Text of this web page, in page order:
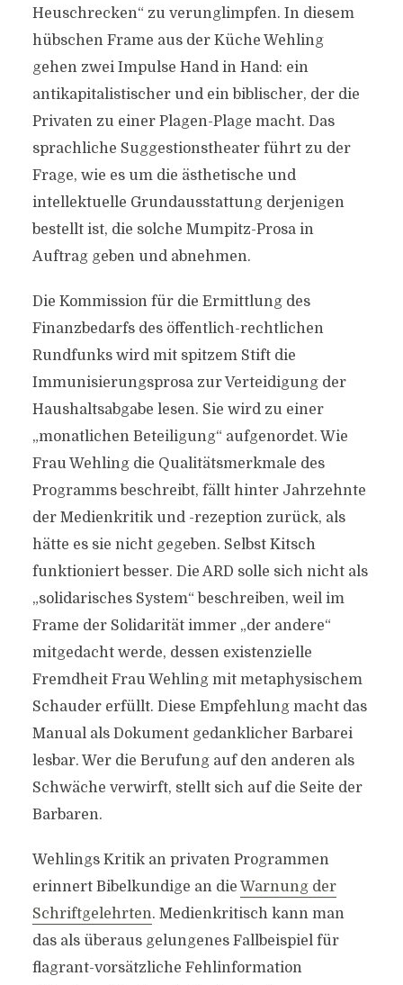
Heuschrecken“ zu verunglimpfen. In diesem
hübschen Frame aus der Küche Wehling
gehen zwei Impulse Hand in Hand: ein
antikapitalistischer und ein biblischer, der die
Privaten zu einer Plagen-Plage macht. Das
sprachliche Suggestionstheater führt zu der
Frage, wie es um die ästhetische und
intellektuelle Grundausstattung derjenigen
bestellt ist, die solche Mumpitz-Prosa in
Auftrag geben und abnehmen.
Die Kommission für die Ermittlung des
Finanzbedarfs des öffentlich-rechtlichen
Rundfunks wird mit spitzem Stift die
Immunisierungsprosa zur Verteidigung der
Haushaltsabgabe lesen. Sie wird zu einer
„monatlichen Beteiligung“ aufgenordet. Wie
Frau Wehling die Qualitätsmerkmale des
Programms beschreibt, fällt hinter Jahrzehnte
der Medienkritik und -rezeption zurück, als
hätte es sie nicht gegeben. Selbst Kitsch
funktioniert besser. Die ARD solle sich nicht als
„solidarisches System“ beschreiben, weil im
Frame der Solidarität immer „der andere“
mitgedacht werde, dessen existenzielle
Fremdheit Frau Wehling mit metaphysischem
Schauder erfüllt. Diese Empfehlung macht das
Manual als Dokument gedanklicher Barbarei
lesbar. Wer die Berufung auf den anderen als
Schwäche verwirft, stellt sich auf die Seite der
Barbaren.
Wehlings Kritik an privaten Programmen
erinnert Bibelkundige an die Warnung der
Schriftgelehrten. Medienkritisch kann man
das als überaus gelungenes Fallbeispiel für
flagrant-vorsätzliche Fehlinformation